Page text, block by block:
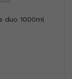
duo 1000ml